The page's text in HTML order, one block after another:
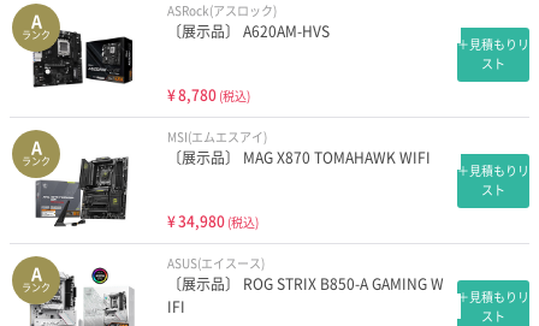
A
ランク
ASRock(アスロック)
〔展示品〕 A620AM-HVS
¥8,780 (税込)
＋見積もりリ
スト
A
ランク
MSI(エムエスアイ)
〔展示品〕 MAG X870 TOMAHAWK WIFI
¥34,980 (税込)
＋見積もりリ
スト
A
ランク
ASUS(エイスース)
〔展示品〕 ROG STRIX B850-A GAMING W
IFI
＋見積もりリ
スト